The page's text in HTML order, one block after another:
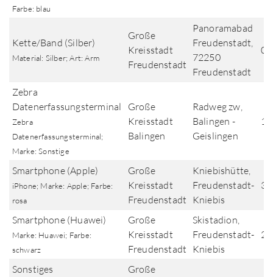
Farbe: blau
Kette/Band (Silber)
Material: Silber; Art: Arm
Große
Kreisstadt
Freudenstadt
Panoramabad
Freudenstadt,
72250
Freudenstadt
Zebra
Datenerfassungsterminal
Zebra
Datenerfassungsterminal;
Marke: Sonstige
Große
Kreisstadt
Balingen
Radweg zw,
Balingen -
Geislingen
Smartphone (Apple)
iPhone; Marke: Apple; Farbe:
rosa
Große
Kreisstadt
Freudenstadt
Kniebishütte,
Freudenstadt-
Kniebis
Smartphone (Huawei)
Marke: Huawei; Farbe:
schwarz
Große
Kreisstadt
Freudenstadt
Skistadion,
Freudenstadt-
Kniebis
Sonstiges
Große